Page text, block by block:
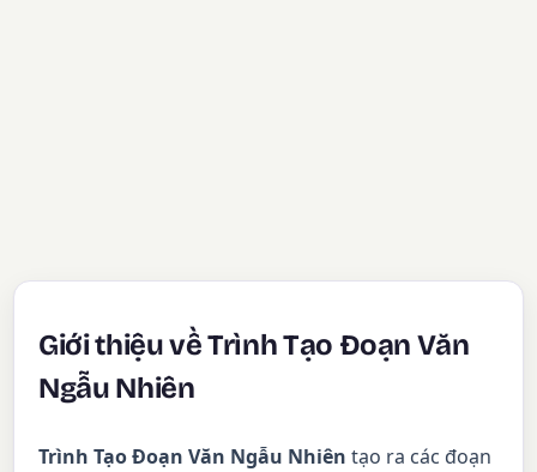
Giới thiệu về Trình Tạo Đoạn Văn
Ngẫu Nhiên
Trình Tạo Đoạn Văn Ngẫu Nhiên tạo ra các đoạn